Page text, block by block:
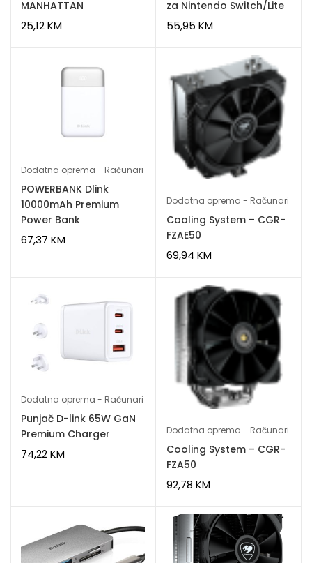
MANHATTAN
25,12KM
za Nintendo Switch/Lite
55,95 KM
Dodatna oprema - Računari
POWERBANK Dlink
10000mAh Premium
Power Bank
67,37 KM
Dodatna oprema - Računari
Cooling System – CGR-
FZAE50
69,94 KM
Dodatna oprema - Računari
Punjač D-link 65W GaN
Premium Charger
74,22KM
Dodatna oprema - Računari
Cooling System – CGR-
FZA50
92,78 KM